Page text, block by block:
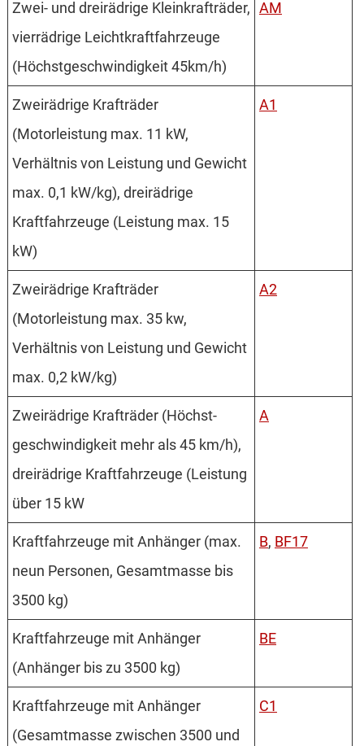
Zwei- und dreirädrige Kleinkrafträder,
vierrädrige Leichtkraftfahrzeuge
(Höchst­geschwindigkeit 45km/h)
AM
Zweirädrige Krafträder
(Motorleistung max. 11 kW,
Verhältnis von Leistung und Gewicht
max. 0,1 kW/kg), dreirädrige
Kraftfahrzeuge (Leistung max. 15
kW)
A1
Zweirädrige Krafträder
(Motorleistung max. 35 kw,
Verhältnis von Leistung und Gewicht
max. 0,2 kW/kg)
A2
Zweirädrige Krafträder (Höchst­
geschwindigkeit mehr als 45 km/h),
dreirädrige Kraftfahrzeuge (Leistung
über 15 kW
A
Kraftfahrzeuge mit Anhänger (max.
neun Personen, Gesamtmasse bis
3500 kg)
B, BF17
Kraftfahrzeuge mit Anhänger
(Anhänger bis zu 3500 kg)
BE
Kraftfahrzeuge mit Anhänger
(Gesamtmasse zwischen 3500 und
C1